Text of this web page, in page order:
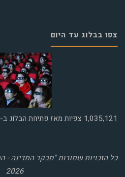
צפו בבלוג עד היום
1,035,121 צפיות מאז פתיחת הבלוג ב- 21/2/2010.
2026